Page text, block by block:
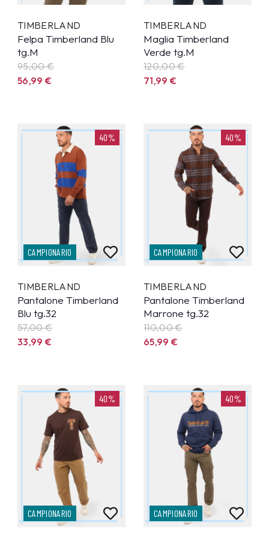
TIMBERLAND
Felpa Timberland Blu
tg.M
95,00 €
56,99€
TIMBERLAND
Maglia Timberland
Verde tg.M
120,00 €
71,99€
40%
CAMPIONARIO
TIMBERLAND
Pantalone Timberland
Blu tg.32
57,00 €
33,99€
40%
CAMPIONARIO
TIMBERLAND
Pantalone Timberland
Marrone tg.32
110,00 €
65,99€
40%
CAMPIONARIO
40%
CAMPIONARIO